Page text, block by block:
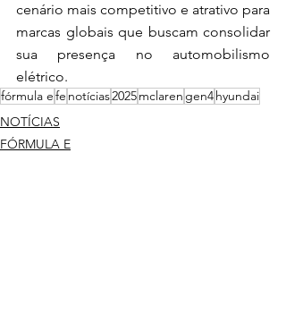
cenário mais competitivo e atrativo para
marcas globais que buscam consolidar
sua presença no automobilismo
elétrico.
fórmula efe notícias2025mclaren gen4 hyundai
NOTÍCIAS
FÓRMULA E